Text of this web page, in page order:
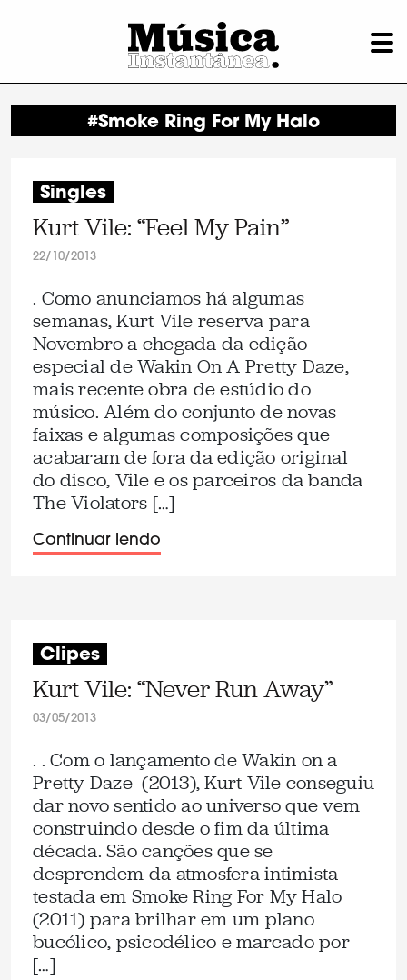
#Smoke Ring For My Halo
Singles
Kurt Vile: “Feel My Pain”
22/10/2013
. Como anunciamos há algumas
semanas, Kurt Vile reserva para
Novembro a chegada da edição
especial de Wakin On A Pretty Daze,
mais recente obra de estúdio do
músico. Além do conjunto de novas
faixas e algumas composições que
acabaram de fora da edição original
do disco, Vile e os parceiros da banda
The Violators […]
Continuar lendo
Clipes
Kurt Vile: “Never Run Away”
03/05/2013
. . Com o lançamento de Wakin on a
Pretty Daze (2013), Kurt Vile conseguiu
dar novo sentido ao universo que vem
construindo desde o fim da última
década. São canções que se
desprendem da atmosfera intimista
testada em Smoke Ring For My Halo
(2011) para brilhar em um plano
bucólico, psicodélico e marcado por
[…]